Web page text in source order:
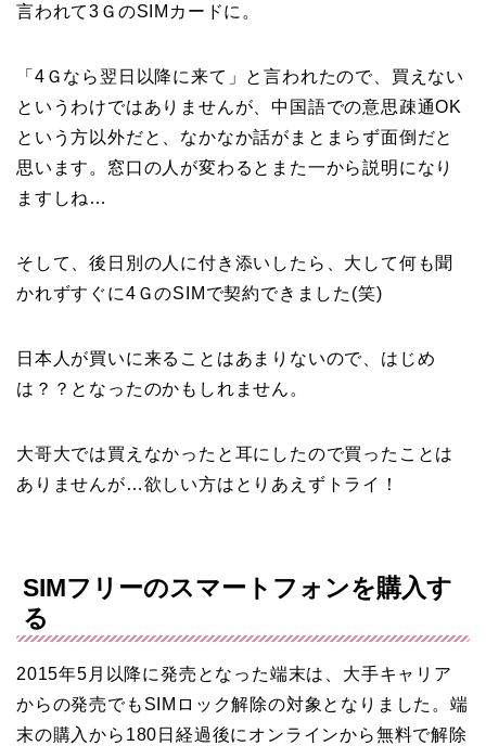
言われて3ＧのSIMカードに。
「4Ｇなら翌日以降に来て」と言われたので、買えない
というわけではありませんが、中国語での意思疎通OK
という方以外だと、なかなか話がまとまらず面倒だと
思います。窓口の人が変わるとまた一から説明になり
ますしね…
そして、後日別の人に付き添いしたら、大して何も聞
かれずすぐに4ＧのSIMで契約できました(笑)
日本人が買いに来ることはあまりないので、はじめ
は？？となったのかもしれません。
大哥大では買えなかったと耳にしたので買ったことは
ありませんが…欲しい方はとりあえずトライ！
SIMフリーのスマートフォンを購入す
る
2015年5月以降に発売となった端末は、大手キャリア
からの発売でもSIMロック解除の対象となりました。端
末の購入から180日経過後にオンラインから無料で解除